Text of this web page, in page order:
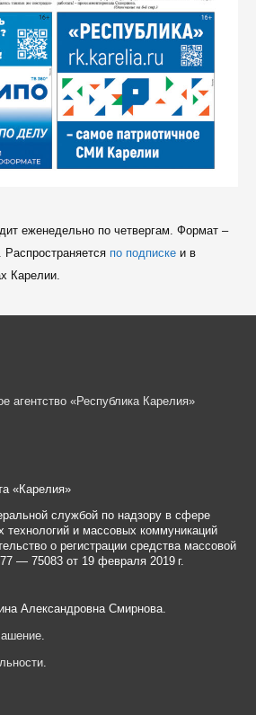
еженедельно по четвергам. Формат –
по подпискеи в
Карелии.
агентство «Республика Карелия»
«Карелия»
службой по надзору в сфере
технологий и массовых коммуникаций
о регистрации средства массовой
— 75083 от 19 февраля 2019 г.
Александровна Смирнова.